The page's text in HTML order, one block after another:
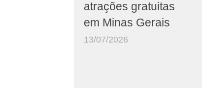
atrações gratuitas
em Minas Gerais
13/07/2026